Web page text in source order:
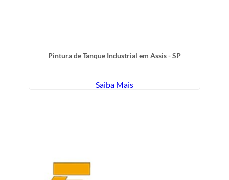
Pintura de Tanque Industrial em Assis - SP
Saiba Mais